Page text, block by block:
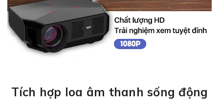
Tích hợp loa âm thanh sống động